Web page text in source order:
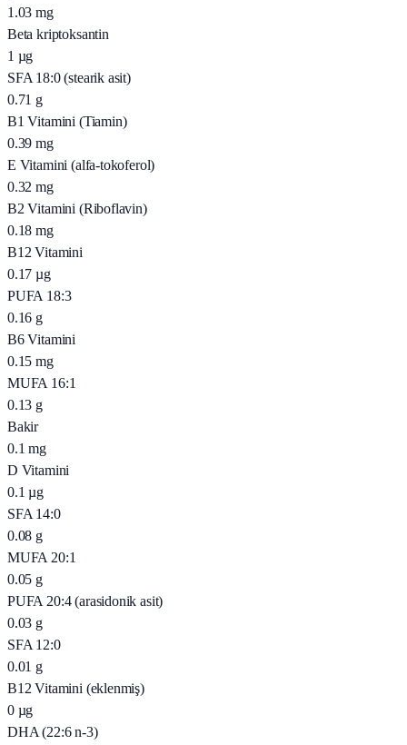
1.03 mg
Beta kriptoksantin
1 µg
SFA 18:0 (stearik asit)
0.71 g
B1 Vitamini (Tiamin)
0.39 mg
E Vitamini (alfa-tokoferol)
0.32 mg
B2 Vitamini (Riboflavin)
0.18 mg
B12 Vitamini
0.17 µg
PUFA 18:3
0.16 g
B6 Vitamini
0.15 mg
MUFA 16:1
0.13 g
Bakir
0.1 mg
D Vitamini
0.1 µg
SFA 14:0
0.08 g
MUFA 20:1
0.05 g
PUFA 20:4 (arasidonik asit)
0.03 g
SFA 12:0
0.01 g
B12 Vitamini (eklenmiş)
0 µg
DHA (22:6 n-3)